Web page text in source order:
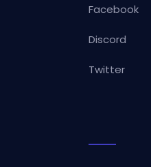
Facebook
Discord
Twitter